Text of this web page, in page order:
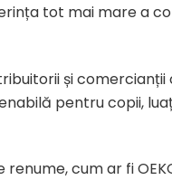
tot mai mare a
și
pentru copii,
cum ar fi